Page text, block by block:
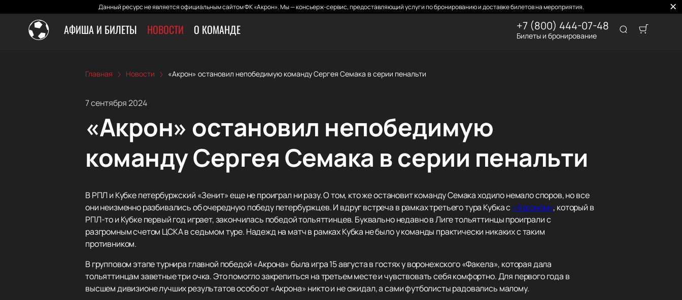
Данный ресурс не является официальным сайтом ФК «Акрон». Мы — консьерж-сервис, предоставляющий услуги по бронированию и доставке билетов на мероприятия.
АФИША И БИЛЕТЫ НОВОСТИ О КОМАНДЕ +7 (800) 444-07-48
Билеты и бронирование
Главная Новости «Акрон» остановил непобедимую команду Сергея Семака в серии пенальти
7 сентября 2024
«Акрон» остановил непобедимую
команду Сергея Семака в серии пенальти
В РПЛ и Кубке петербуржский «Зенит» еще не проиграл ни разу. О том, кто же остановит команду Семака ходило немало споров, но все
они неизменно разбивались об очередную победу петербуржцев. И вдруг встреча в рамках третьего тура Кубка с«Акроном», который в
РПЛ-то и Кубке первый год играет, закончилась победой тольяттинцев. Буквально недавно в Лиге тольяттинцы проиграли с
разгромным счетом ЦСКА в седьмом туре. Надежд на матч в рамках Кубка не было у команды практически никаких с таким
противником.
В групповом этапе турнира главной победой «Акрона» была игра 15 августа в гостях у воронежского «Факела», которая дала
тольяттинцам заветные три очка. Это помогло закрепиться на третьем месте и чувствовать себя комфортно. Для первого года в
высшем дивизионе лучших результатов особо от «Акрона» никто и не ожидал, а сами футболисты радовались малому.